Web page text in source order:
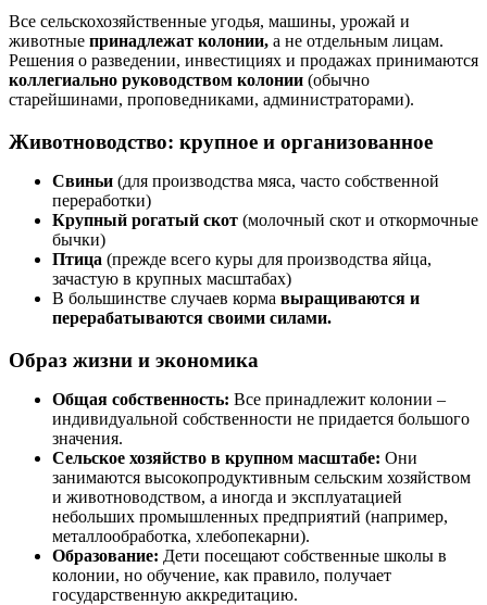
Все сельскохозяйственные угодья, машины, урожай и
животные принадлежат колонии, а не отдельным лицам.
Решения о разведении, инвестициях и продажах принимаются
коллегиально руководством колонии (обычно
старейшинами, проповедниками, администраторами).
Животноводство: крупное и организованное
Свиньи (для производства мяса, часто собственной
переработки)
Крупный рогатый скот (молочный скот и откормочные
бычки)
Птица (прежде всего куры для производства яйца,
зачастую в крупных масштабах)
В большинстве случаев корма выращиваются и
перерабатываются своими силами.
Образ жизни и экономика
Общая собственность: Все принадлежит колонии –
индивидуальной собственности не придается большого
значения.
Сельское хозяйство в крупном масштабе: Они
занимаются высокопродуктивным сельским хозяйством
и животноводством, а иногда и эксплуатацией
небольших промышленных предприятий (например,
металлообработка, хлебопекарни).
Образование: Дети посещают собственные школы в
колонии, но обучение, как правило, получает
государственную аккредитацию.